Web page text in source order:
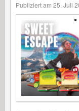
Publiziert am 25. Juli